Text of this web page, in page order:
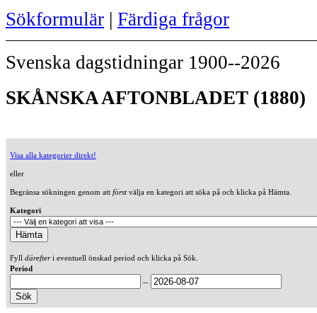
Sökformulär | Färdiga frågor
Svenska dagstidningar 1900--2026
SKÅNSKA AFTONBLADET (1880)
Visa alla kategorier direkt!
eller
Begränsa sökningen genom att förstvälja en kategori att söka på och klicka på Hämta.
Kategori
Fyll därefteri eventuell önskad period och klicka på Sök.
Period
--